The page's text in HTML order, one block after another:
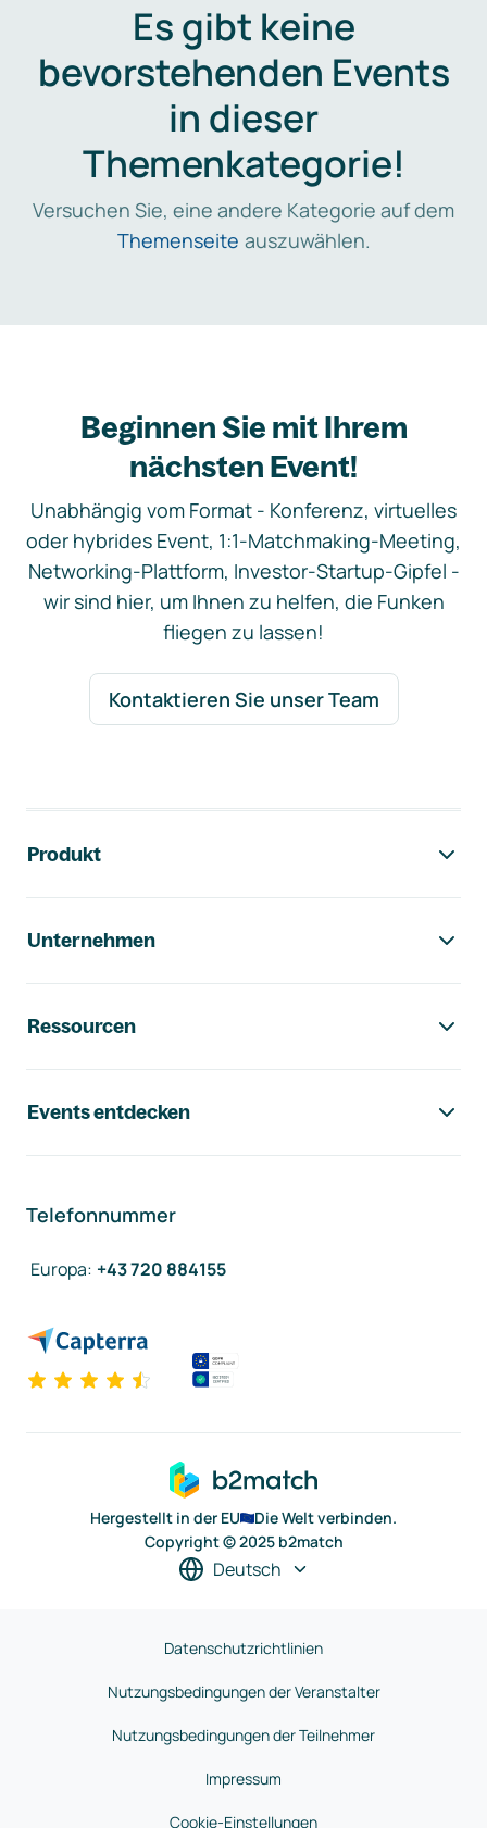
Es gibt keine
bevorstehenden Events
in dieser
Themenkategorie!
Versuchen Sie, eine andere Kategorie auf dem
Themenseite auszuwählen.
Beginnen Sie mit Ihrem
nächsten Event!
Unabhängig vom Format - Konferenz, virtuelles
oder hybrides Event, 1:1-Matchmaking-Meeting,
Networking-Plattform, Investor-Startup-Gipfel -
wir sind hier, um Ihnen zu helfen, die Funken
fliegen zu lassen!
Kontaktieren Sie unser Team
Produkt
Unternehmen
Ressourcen
Events entdecken
Telefonnummer
Europa: +43 720 884155
Hergestellt in der EU
Die Welt verbinden.
Copyright © 2025 b2match
Deutsch
Datenschutzrichtlinien
Nutzungsbedingungen der Veranstalter
Nutzungsbedingungen der Teilnehmer
Impressum
Cookie-Einstellungen